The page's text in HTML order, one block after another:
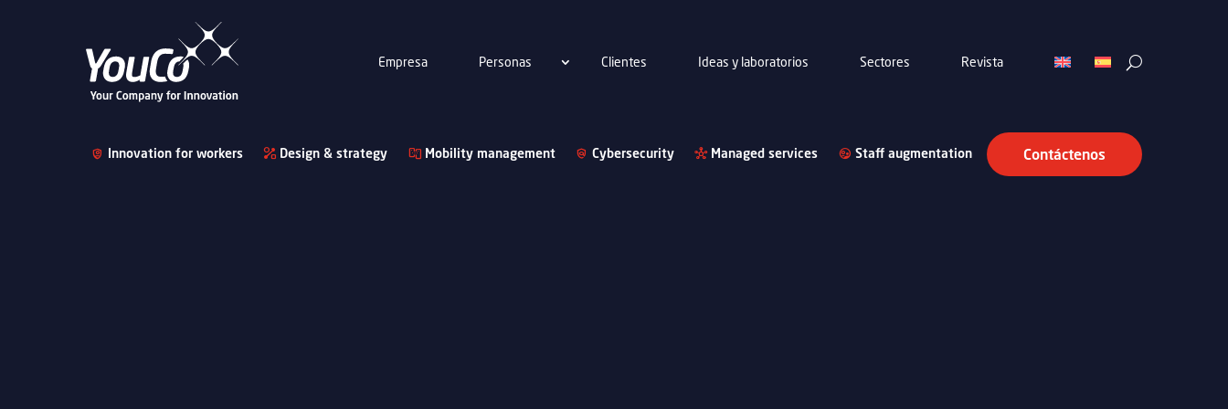
Empresa Personas Clientes Ideas y laboratorios Sectores Revista
Innovation for workers Design & strategy Mobility management Cybersecurity Managed services Staff augmentation Contáctenos